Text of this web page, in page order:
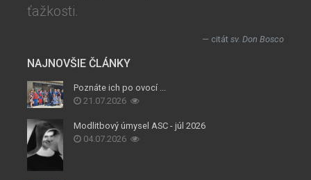
ťažkosti.
citát sv. Don Bosco
NAJNOVŠIE ČLÁNKY
Poznáte ich po ovocí ...
21.07.2026
Modlitbový úmysel ASC - júl 2026
04.07.2026